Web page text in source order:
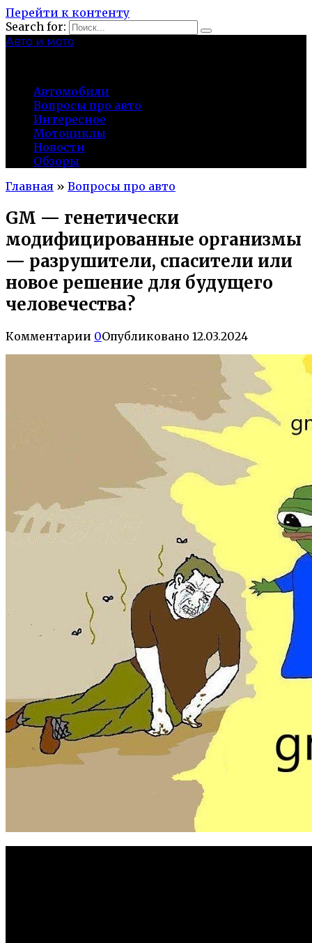
Перейти к контенту
Search for:
Авто и мото
Автомобили
Вопросы про авто
Интересное
Мотоциклы
Новости
Обзоры
Главная » Вопросы про авто
GM — генетически
модифицированные организмы
— разрушители, спасители или
новое решение для будущего
человечества?
Комментарии 0Опубликовано 12.03.2024